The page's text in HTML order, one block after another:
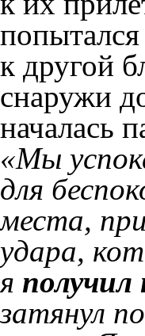
к другой
снаружи
началась
«Мы
для
места,
удара,
я получил
затянул